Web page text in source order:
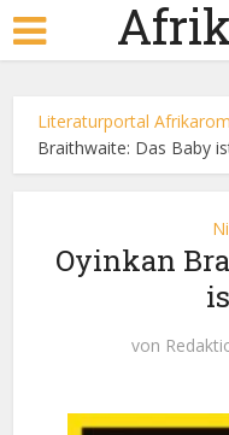
Literaturportal
Braithwaite: Das Baby
Oyinkan
von